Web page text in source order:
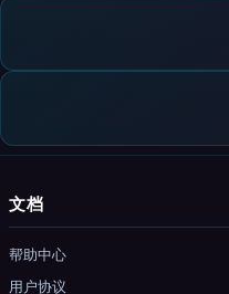
文档
帮助中心
用户协议